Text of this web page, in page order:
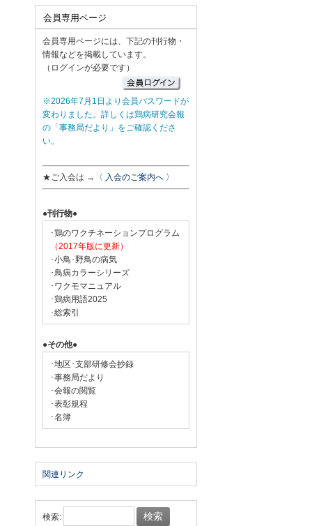
会員専用ページ
会員専用ページには、下記の刊行物・
情報などを掲載しています。
（ログインが必要です）
※2026年7月1日より会員パスワードが
変わりました。詳しくは鶏病研究会報
の「事務局だより」をご確認くださ
い。
★ご入会は → 〈 入会のご案内へ 〉
●刊行物●
･鶏のワクチネーションプログラム
（2017年版に更新）
･小鳥･野鳥の病気
･鳥病カラーシリーズ
･ワクモマニュアル
･鶏病用語2025
･総索引
●その他●
･地区･支部研修会抄録
･事務局だより
･会報の閲覧
･表彰規程
･名簿
関連リンク
検索: